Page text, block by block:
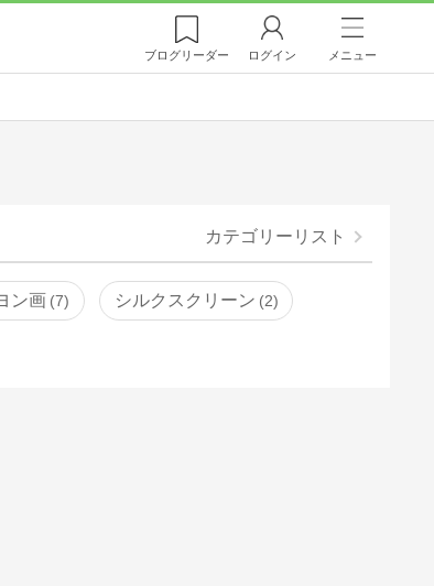
ブログリーダー ログイン メニュー
カテゴリーリスト
ン画 7 シルクスクリーン 2